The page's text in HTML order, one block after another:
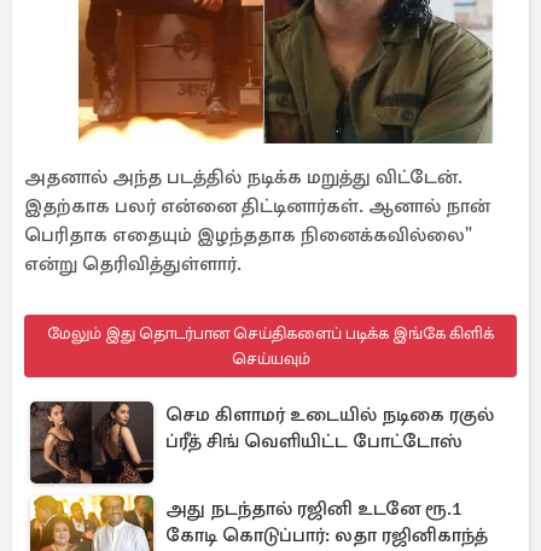
அதனால் அந்த படத்தில் நடிக்க மறுத்து விட்டேன்.
இதற்காக பலர் என்னை திட்டினார்கள். ஆனால் நான்
பெரிதாக எதையும் இழந்ததாக நினைக்கவில்லை"
என்று தெரிவித்துள்ளார்.
மேலும் இது தொடர்பான செய்திகளைப் படிக்க இங்கே கிளிக்
செய்யவும்
செம கிளாமர் உடையில் நடிகை ரகுல்
ப்ரீத் சிங் வெளியிட்ட போட்டோஸ்
அது நடந்தால் ரஜினி உடனே ரூ.1
கோடி கொடுப்பார்: லதா ரஜினிகாந்த்